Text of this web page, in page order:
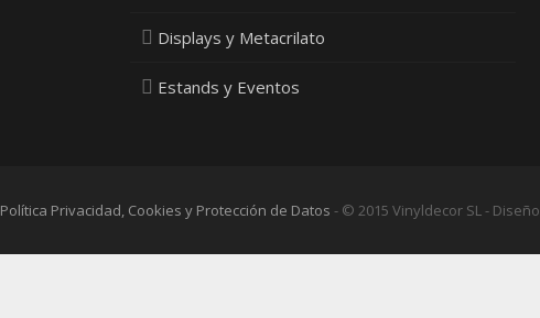
Displays y Metacrilato
Estands y Eventos
Política Privacidad, Cookies y Protección de Datos - © 2015 Vinyldecor SL - Diseño